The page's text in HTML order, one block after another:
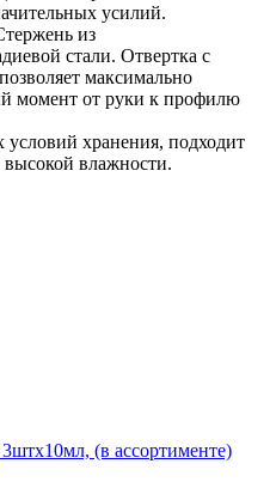
усилий.
из
стали. Отвертка с
максимально
момент от руки к профилю
условий хранения, подходит
влажности.